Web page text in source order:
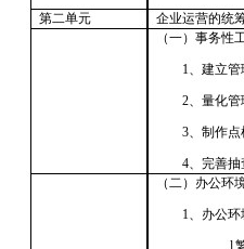
第二单元
企业运营的统
（一）事务性
1、建立
2、量化管
3、制作点
4、完善抽
（二）办公环
1、办公
l